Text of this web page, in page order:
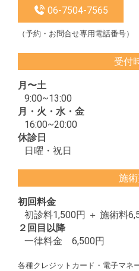
06-7504-7565
（予約・お問合せ専用電話番号）
受付
月〜土
9:00~13:00
月・火・水・金
16:00~20:00
休診日
日曜・祝日
施
初回料金
初診料1,500円 ＋ 施術料
２回目以降
一律料金 6,500円
各種クレジットカード・電子マネ